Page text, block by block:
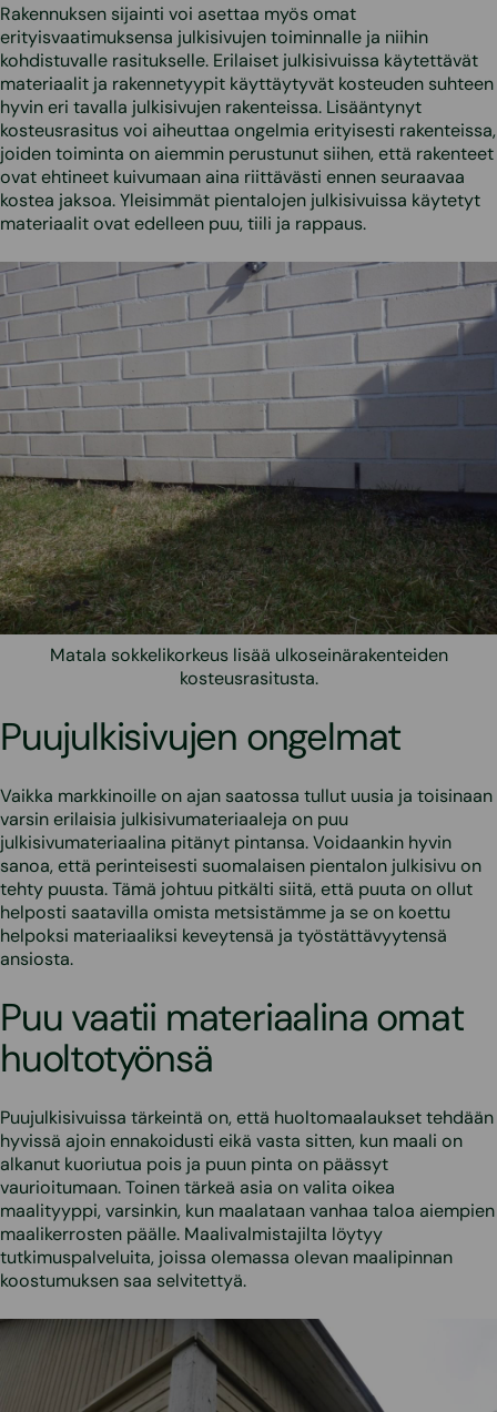
Rakennuksen sijainti voi asettaa myös omat
erityisvaatimuksensa julkisivujen toiminnalle ja niihin
kohdistuvalle rasitukselle. Erilaiset julkisivuissa käytettävät
materiaalit ja rakennetyypit käyttäytyvät kosteuden suhteen
hyvin eri tavalla julkisivujen rakenteissa. Lisääntynyt
kosteusrasitus voi aiheuttaa ongelmia erityisesti rakenteissa,
joiden toiminta on aiemmin perustunut siihen, että rakenteet
ovat ehtineet kuivumaan aina riittävästi ennen seuraavaa
kostea jaksoa. Yleisimmät pientalojen julkisivuissa käytetyt
materiaalit ovat edelleen puu, tiili ja rappaus.
Matala sokkelikorkeus lisää ulkoseinärakenteiden
kosteusrasitusta.
Puujulkisivujen ongelmat
Vaikka markkinoille on ajan saatossa tullut uusia ja toisinaan
varsin erilaisia julkisivumateriaaleja on puu
julkisivumateriaalina pitänyt pintansa. Voidaankin hyvin
sanoa, että perinteisesti suomalaisen pientalon julkisivu on
tehty puusta. Tämä johtuu pitkälti siitä, että puuta on ollut
helposti saatavilla omista metsistämme ja se on koettu
helpoksi materiaaliksi keveytensä ja työstättävyytensä
ansiosta.
Puu vaatii materiaalina omat
huoltotyönsä
Puujulkisivuissa tärkeintä on, että huoltomaalaukset tehdään
hyvissä ajoin ennakoidusti eikä vasta sitten, kun maali on
alkanut kuoriutua pois ja puun pinta on päässyt
vaurioitumaan. Toinen tärkeä asia on valita oikea
maalityyppi, varsinkin, kun maalataan vanhaa taloa aiempien
maalikerrosten päälle. Maalivalmistajilta löytyy
tutkimuspalveluita, joissa olemassa olevan maalipinnan
koostumuksen saa selvitettyä.